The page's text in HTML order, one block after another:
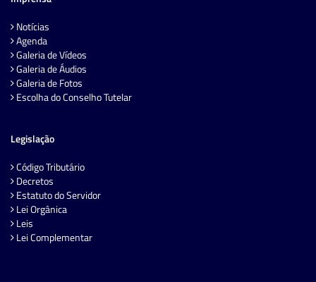
Notícias
Agenda
Galeria de Vídeos
Galeria de Áudios
Galeria de Fotos
Escolha do Conselho Tutelar
Legislação
Código Tributário
Decretos
Estatuto do Servidor
Lei Orgânica
Leis
Lei Complementar